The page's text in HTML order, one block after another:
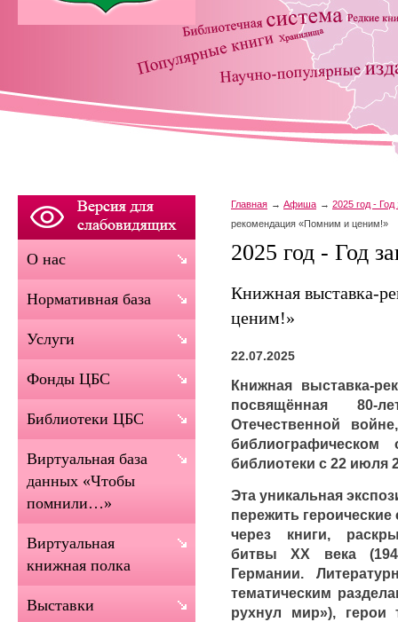
Главная Афиша
2025 год -
рекомендация «Помним и ценим!»
2025 год - Год
Книжная выставка-
ценим!»
22.07.2025
Книжная выставка-
посвящённая
Отечественной
библиографическом
библиотеки с 22 июля
Эта уникальная
пережить
через книги,
битвы XX века
Германии.
тематическим
рухнул мир»), герои
О нас
Нормативная база
Услуги
Фонды ЦБС
Библиотеки ЦБС
Виртуальная база
данных «Чтобы
помнили…»
Виртуальная
книжная полка
Выставки